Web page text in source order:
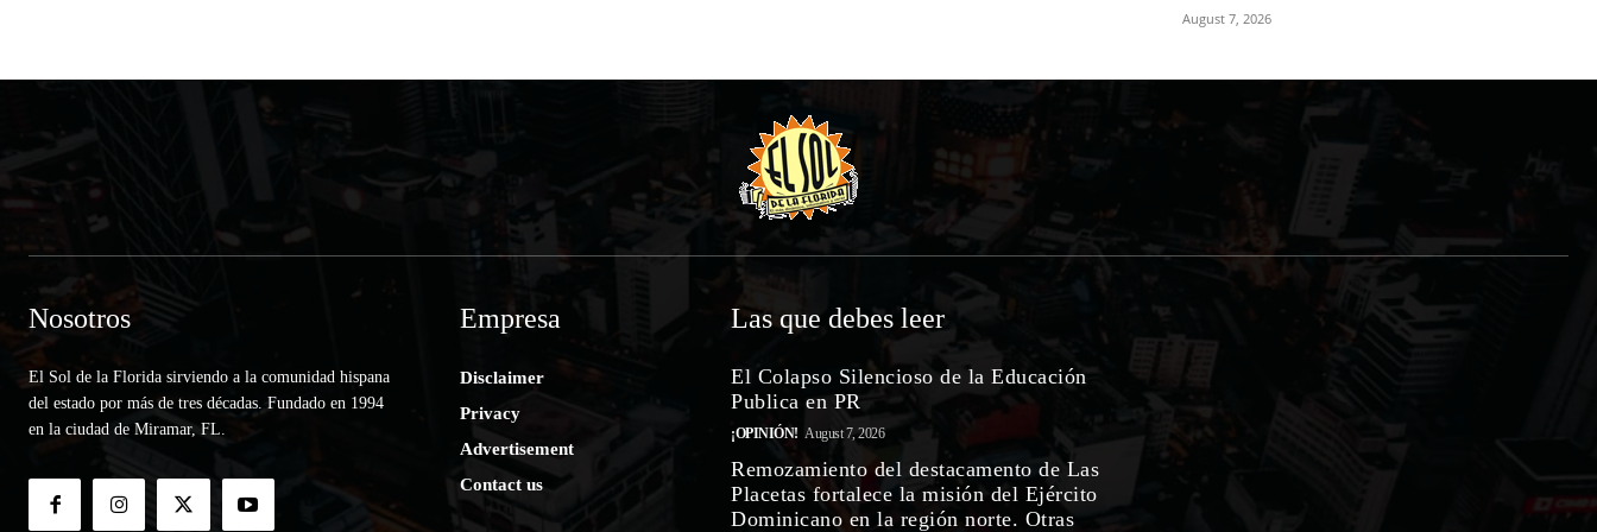
August 7, 2026
Nosotros
El Sol de la Florida sirviendo a la comunidad hispana
del estado por más de tres décadas. Fundado en 1994
en la ciudad de Miramar, FL.
Empresa
Disclaimer
Privacy
Advertisement
Contact us
Las que debes leer
El Colapso Silencioso de la Educación
Publica en PR
¡OPINIÓN! August 7, 2026
Remozamiento del destacamento de Las
Placetas fortalece la misión del Ejército
Dominicano en la región norte. Otras